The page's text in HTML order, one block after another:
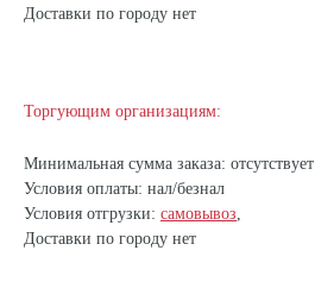
Доставки по городу нет
Торгующим организациям:
Минимальная сумма заказа: отсутствует
Условия оплаты: нал/безнал
Условия отгрузки: самовывоз,
Доставки по городу нет